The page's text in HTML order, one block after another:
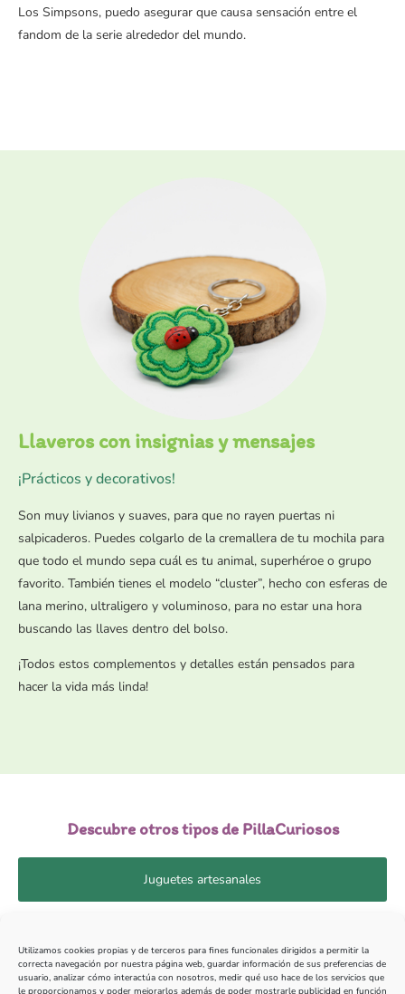
Utilizamos cookies propias y de terceros para fines funcionales dirigidos a permitir la
correcta navegación por nuestra página web, guardar información de sus preferencias de
usuario, analizar cómo interactúa con nosotros, medir qué uso hace de los servicios que
le proporcionamos y poder mejorarlos además de poder mostrarle publicidad en función
Los Simpsons, puedo asegurar que causa sensación entre el
fandom de la serie alrededor del mundo.
Llaveros con insignias y mensajes
¡Prácticos y decorativos!
Son muy livianos y suaves, para que no rayen puertas ni
salpicaderos. Puedes colgarlo de la cremallera de tu mochila para
que todo el mundo sepa cuál es tu animal, superhéroe o grupo
favorito. También tienes el modelo “cluster”, hecho con esferas de
lana merino, ultraligero y voluminoso, para no estar una hora
buscando las llaves dentro del bolso.
¡Todos estos complementos y detalles están pensados para
hacer la vida más linda!
Descubre otros tipos de PillaCuriosos
Juguetes artesanales